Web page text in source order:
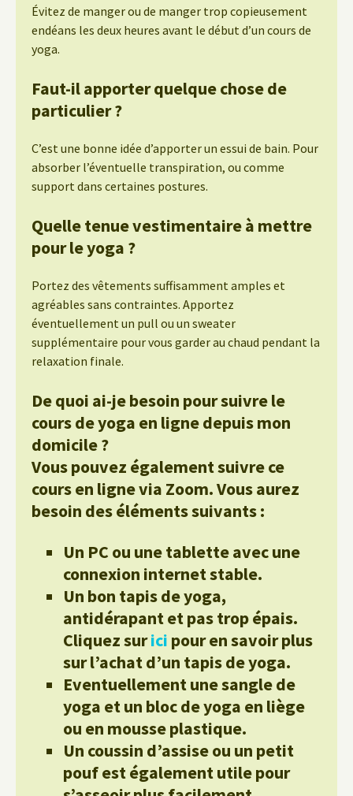
Évitez de manger ou de manger trop copieusement
endéans les deux heures avant le début d’un cours de
yoga.
Faut-il apporter quelque chose de
particulier ?
C’est une bonne idée d’apporter un essui de bain. Pour
absorber l’éventuelle transpiration, ou comme
support dans certaines postures.
Quelle tenue vestimentaire à mettre
pour le yoga ?
Portez des vêtements suffisamment amples et
agréables sans contraintes. Apportez
éventuellement un pull ou un sweater
supplémentaire pour vous garder au chaud pendant la
relaxation finale.
De quoi ai-je besoin pour suivre le
cours de yoga en ligne depuis mon
domicile ?
Vous pouvez également suivre ce
cours en ligne via Zoom. Vous aurez
besoin des éléments suivants :
Un PC ou une tablette avec une
connexion internet stable.
Un bon tapis de yoga,
antidérapant et pas trop épais.
Cliquez surici pour en savoir plus
sur l’achat d’un tapis de yoga.
Eventuellement une sangle de
yoga et un bloc de yoga en liège
ou en mousse plastique.
Un coussin d’assise ou un petit
pouf est également utile pour